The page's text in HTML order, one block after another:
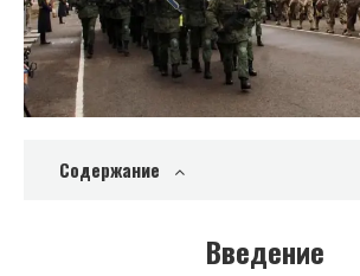
Содержание
Введение